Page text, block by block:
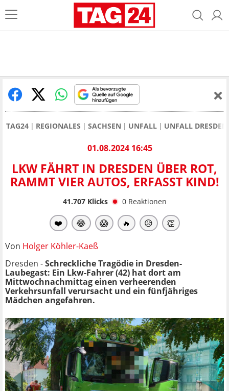
TAG24 REGIONALES SACHSEN UNFALL UNFALL
01.08.2024 16:45
LKW FÄHRT IN DRESDEN ÜBER ROT,
RAMMT VIER AUTOS, ERFASST KIND!
41.707Klicks 0 Reaktionen
❤️ 😂 😱 🔥 😥 👏
Von Holger Köhler-Kaeß
Dresden -Schreckliche Tragödie in Dresden-
Laubegast: Ein Lkw-Fahrer (42) hat dort am
Mittwochnachmittag einen verheerenden
Verkehrsunfall verursacht und ein fünfjähriges
Mädchen angefahren.